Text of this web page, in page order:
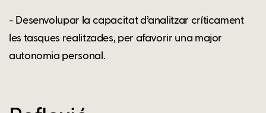
- Desenvolupar la capacitat d’analitzar críticament
les tasques realitzades, per afavorir una major
autonomia personal.